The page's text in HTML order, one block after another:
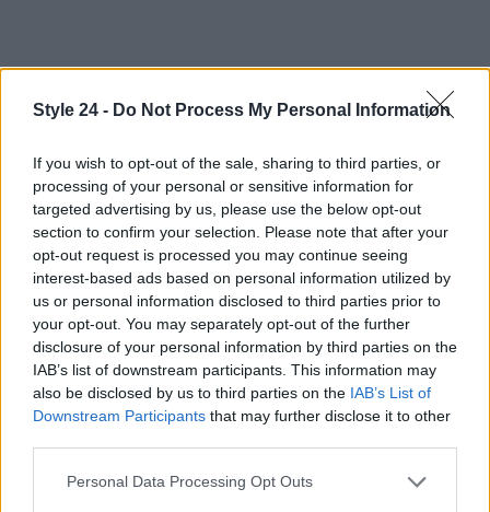
Style 24 - Do Not Process My Personal Information
If you wish to opt-out of the sale, sharing to third parties, or
processing of your personal or sensitive information for
targeted advertising by us, please use the below opt-out
section to confirm your selection. Please note that after your
opt-out request is processed you may continue seeing
interest-based ads based on personal information utilized by
us or personal information disclosed to third parties prior to
your opt-out. You may separately opt-out of the further
disclosure of your personal information by third parties on the
IAB’s list of downstream participants. This information may
also be disclosed by us to third parties on the IAB’s List of
Downstream Participants that may further disclose it to other
Please note that this website/app uses one or more Google
Personal Data Processing Opt Outs
AUTORE
Staff